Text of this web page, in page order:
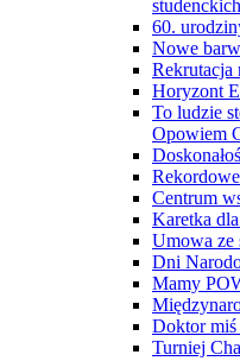
studenckich
60.
Nowe
Rekrutacja
Horyzont
To ludzie
Opowiem
Centrum
Karetka
Umowa ze
Dni
Mamy
Doktor miś
Turniej